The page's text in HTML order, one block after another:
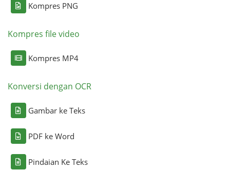
Kompres PNG
Kompres file video
Kompres MP4
Konversi dengan OCR
Gambar ke Teks
PDF ke Word
Pindaian Ke Teks